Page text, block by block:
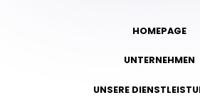
HOMEPAGE
UNTERNEHMEN
UNSERE